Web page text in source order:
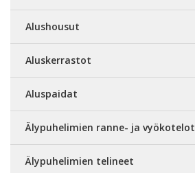
Alushousut
Aluskerrastot
Aluspaidat
Älypuhelimien ranne- ja vyökotelot
Älypuhelimien telineet